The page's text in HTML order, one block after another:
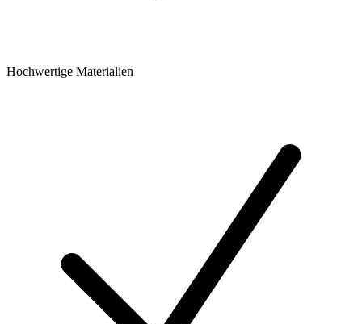
Hochwertige Materialien